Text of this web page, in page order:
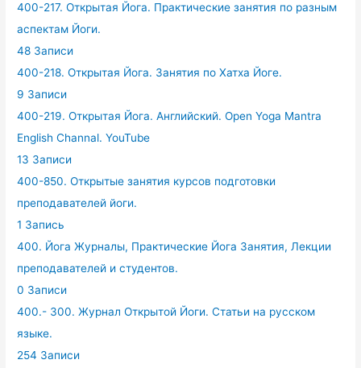
400-217. Открытая Йога. Практические занятия по разным
аспектам Йоги.
48 Записи
400-218. Открытая Йога. Занятия по Хатха Йоге.
9 Записи
400-219. Открытая Йога. Английский. Open Yoga Mantra
English Channal. YouTube
13 Записи
400-850. Открытые занятия курсов подготовки
преподавателей йоги.
1 Запись
400. Йога Журналы, Практические Йога Занятия, Лекции
преподавателей и студентов.
0 Записи
400.- 300. Журнал Открытой Йоги. Статьи на русском
языке.
254 Записи